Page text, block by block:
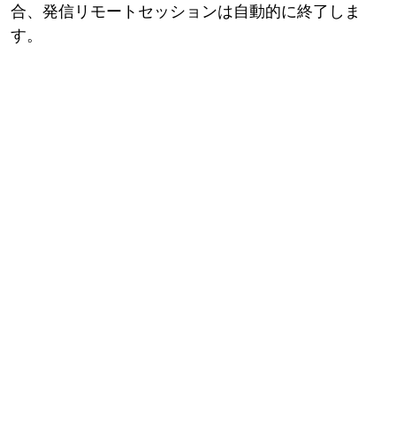
合、発信リモートセッションは自動的に終了しま
す。